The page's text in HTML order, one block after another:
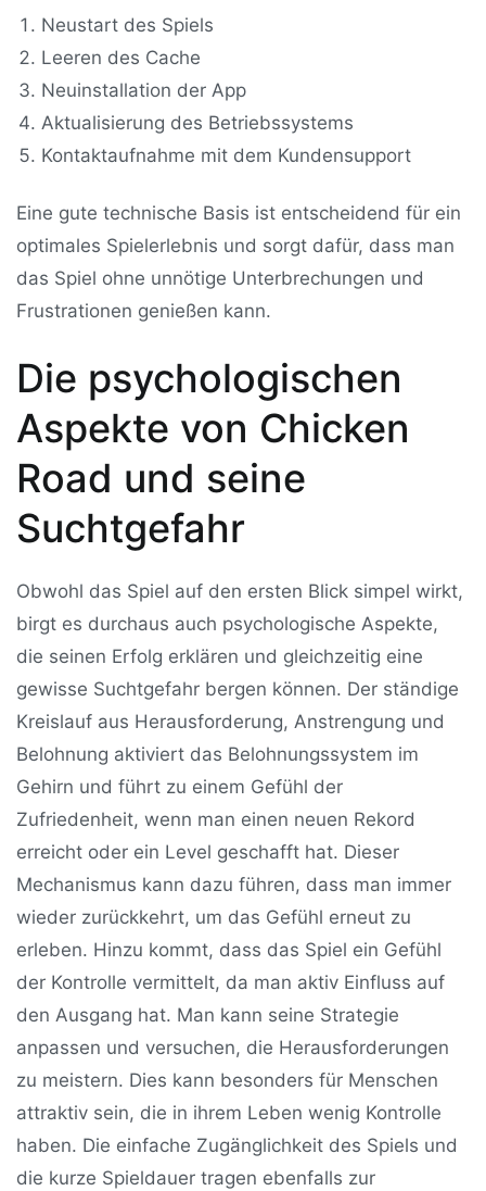
Neustart des Spiels
Leeren des Cache
Neuinstallation der App
Aktualisierung des Betriebssystems
Kontaktaufnahme mit dem Kundensupport
Eine gute technische Basis ist entscheidend für ein
optimales Spielerlebnis und sorgt dafür, dass man
das Spiel ohne unnötige Unterbrechungen und
Frustrationen genießen kann.
Die psychologischen
Aspekte von Chicken
Road und seine
Suchtgefahr
Obwohl das Spiel auf den ersten Blick simpel wirkt,
birgt es durchaus auch psychologische Aspekte,
die seinen Erfolg erklären und gleichzeitig eine
gewisse Suchtgefahr bergen können. Der ständige
Kreislauf aus Herausforderung, Anstrengung und
Belohnung aktiviert das Belohnungssystem im
Gehirn und führt zu einem Gefühl der
Zufriedenheit, wenn man einen neuen Rekord
erreicht oder ein Level geschafft hat. Dieser
Mechanismus kann dazu führen, dass man immer
wieder zurückkehrt, um das Gefühl erneut zu
erleben. Hinzu kommt, dass das Spiel ein Gefühl
der Kontrolle vermittelt, da man aktiv Einfluss auf
den Ausgang hat. Man kann seine Strategie
anpassen und versuchen, die Herausforderungen
zu meistern. Dies kann besonders für Menschen
attraktiv sein, die in ihrem Leben wenig Kontrolle
haben. Die einfache Zugänglichkeit des Spiels und
die kurze Spieldauer tragen ebenfalls zur